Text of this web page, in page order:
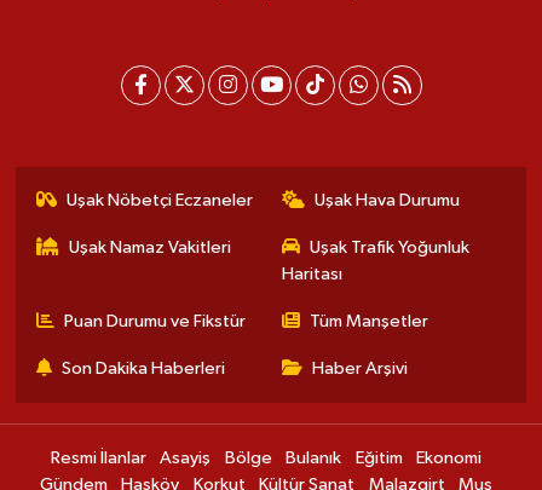
Uşak Nöbetçi Eczaneler Uşak Hava Durumu
Uşak Namaz Vakitleri
Uşak Trafik Yoğunluk
Haritası
Puan Durumu ve Fikstür Tüm Manşetler
Son Dakika Haberleri Haber Arşivi
Resmi İlanlar Asayiş Bölge Bulanık Eğitim
Ekonomi
Gündem
Hasköy Korkut Kültür Sanat Malazgirt Muş